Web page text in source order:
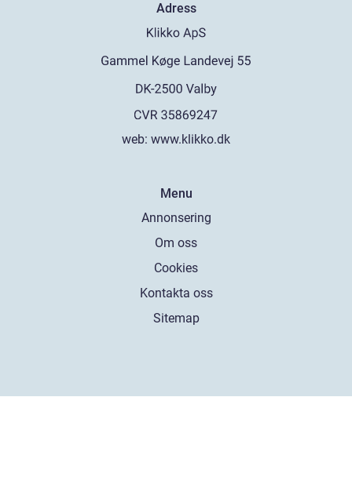
Adress
web: www.klikko.dk
Menu
Annonsering
Om oss
Cookies
Kontakta oss
Sitemap